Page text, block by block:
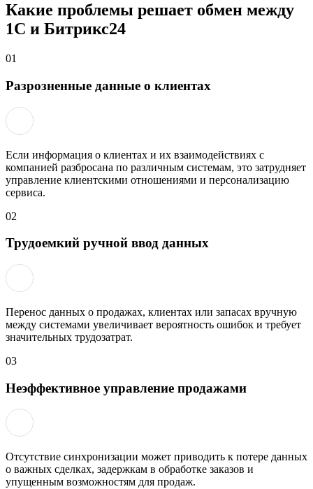
Какие проблемы решает обмен между
1С и Битрикс24
01
Разрозненные данные о клиентах
Если информация о клиентах и их взаимодействиях с
компанией разбросана по различным системам, это затрудняет
управление клиентскими отношениями и персонализацию
сервиса.
02
Трудоемкий ручной ввод данных
Перенос данных о продажах, клиентах или запасах вручную
между системами увеличивает вероятность ошибок и требует
значительных трудозатрат.
03
Неэффективное управление продажами
Отсутствие синхронизации может приводить к потере данных
о важных сделках, задержкам в обработке заказов и
упущенным возможностям для продаж.